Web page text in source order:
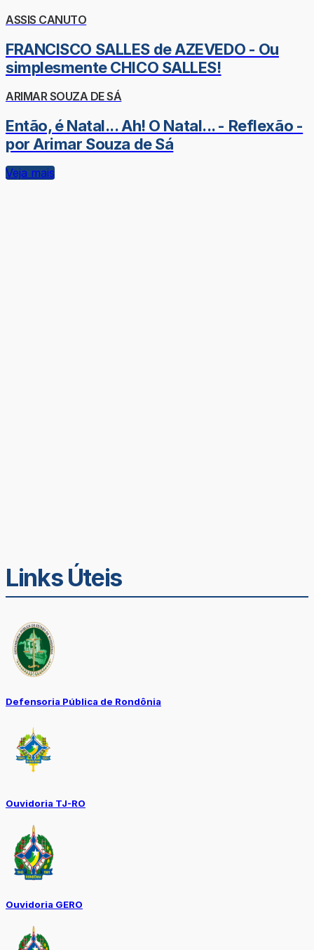
ASSIS CANUTO
FRANCISCO SALLES de AZEVEDO - Ou
simplesmente CHICO SALLES!
ARIMAR SOUZA DE SÁ
Então, é Natal... Ah! O Natal... - Reflexão -
por Arimar Souza de Sá
Veja mais
Links Úteis
Defensoria Pública de Rondônia
Ouvidoria TJ-RO
Ouvidoria GERO